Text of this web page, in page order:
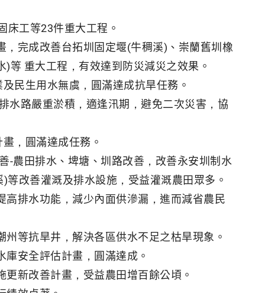
床工等23件重大工程。
完成改善台拓圳固定堰(牛稠溪)、崇蘭舊圳橡
等 重大工程，有效達到防災減災之效果。
民生用水無虞，圓滿達成抗旱任務。
水路嚴重淤積，適逢汛期，避免二次災害，協
，圓滿達成任務。
-農田排水、埤塘、圳路改善，改善永安圳制水
改善灌溉及排水設施，受益灌溉農田眾多。
排水功能，減少內面供滲漏，進而減省農民
等抗旱井，解決各區供水不足之枯旱現象。
安全評估計畫，圓滿達成。
新改善計畫，受益農田增百餘公頃。